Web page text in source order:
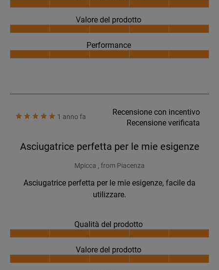
Valore del prodotto
Performance
1 anno fa
Recensione con incentivo
Recensione verificata
Asciugatrice perfetta per le mie esigenze
Mpicca , from Piacenza
Asciugatrice perfetta per le mie esigenze, facile da
utilizzare.
Qualità del prodotto
Valore del prodotto